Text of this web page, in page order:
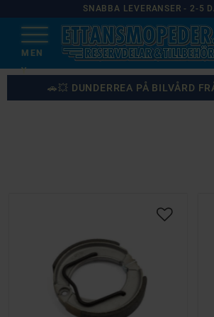
SNABBA LEVERANSER - 2-5
🚗💥 DUNDERREA PÅ BILVÅRD